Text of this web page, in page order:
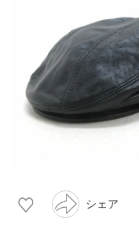
シェア